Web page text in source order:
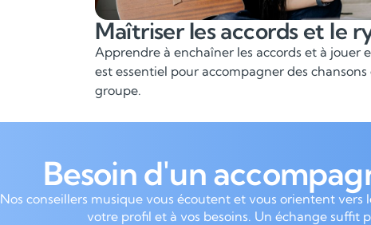
Maîtriser les accords et le
Apprendre à enchaîner les accords et à jouer
est essentiel pour accompagner des
groupe.
Besoin d'un
Nos conseillers musique vous écoutent et vous orientent vers
votre profil et à vos besoins. Un échange suffit